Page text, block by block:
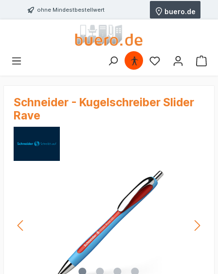
ohne Mindestbestellwert buero.de
Schneider - Kugelschreiber Slider
Rave